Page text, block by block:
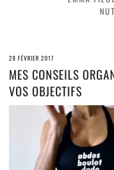
28 FÉVRIER 2017
MES CONSEILS
VOS OBJECTIFS